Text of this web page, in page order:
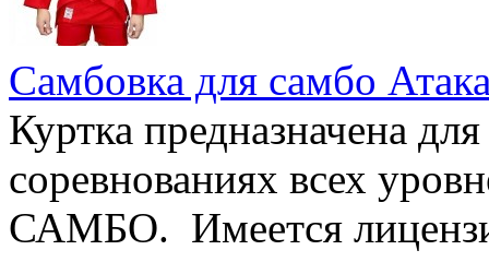
Самбовка для самбо
Куртка предназначена
соревнованиях всех
САМБО. Имеется